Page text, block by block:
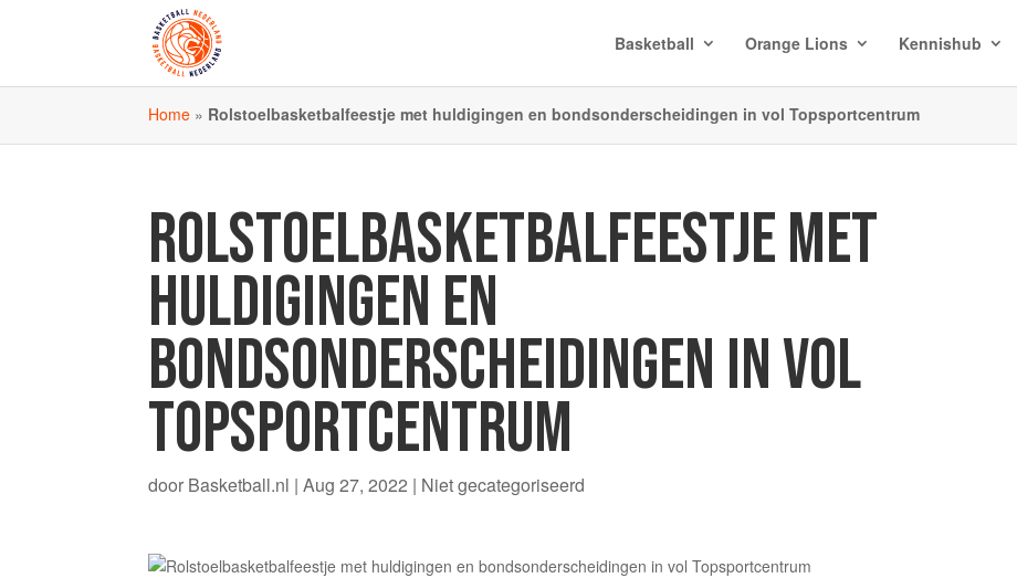
Basketball Orange Lions Kennishub
Home » Rolstoelbasketbalfeestje met huldigingen en bondsonderscheidingen in vol Topsportcentrum
ROLSTOELBASKETBALFEESTJE MET
HULDIGINGEN EN
BONDSONDERSCHEIDINGEN IN VOL
TOPSPORTCENTRUM
door Basketball.nl |Aug 27, 2022 | Niet gecategoriseerd